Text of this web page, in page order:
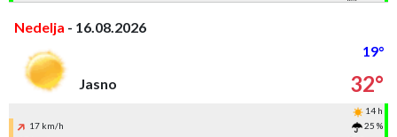
Nedelja - 16.08.2026
19°
Jasno
32°
14 h
17 km/h
25 %